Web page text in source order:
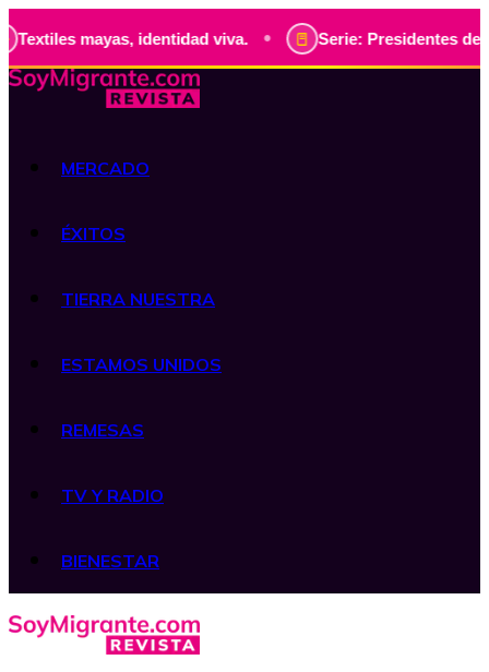
identidad viva. • Serie: Presidentes de
MERCADO
ÉXITOS
TIERRA NUESTRA
ESTAMOS UNIDOS
REMESAS
TV Y RADIO
BIENESTAR